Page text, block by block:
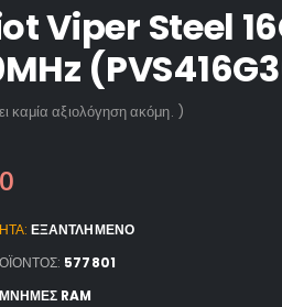
Viper Steel
καμία αξιολόγηση ακόμη. )
ΕΞΑΝΤΛΗΜΈΝΟ
577801
ΜΝΗΜΕΣ RAM